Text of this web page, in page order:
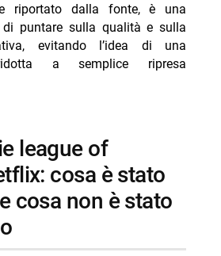
riportato dalla fonte, è una
di puntare sulla qualità e sulla
evitando l’idea di una
a semplice ripresa
cosa è stato
cosa non è stato